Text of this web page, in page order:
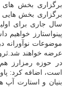
برگزاری بخش های
برگزاری بخش هایی
سال جاری برای
پینواستارز
موضوعات نوآورانه
عرضه خواهند
در حوزه رمزارز
است، اضافه کرد:
بنیان و استارت آپ